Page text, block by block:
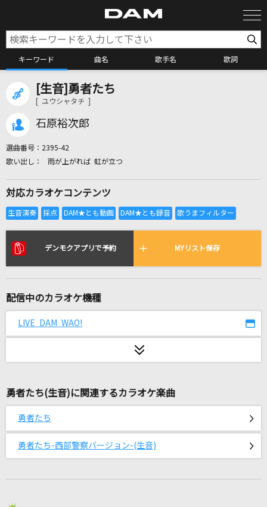
キーワード 曲名 歌手名 歌詞
カラオケ検索
全国りれき
リアルタイムで歌われている曲の一覧
SILVER
英雄
[生音]ミッシングリンク
NOVELS
花束のかわりにメロディーを
[生音]勇者たち
[ ユウシャタチ ]
石原裕次郎
選曲番号： 2395-42
雨が上がれば 虹が立つ
対応カラオケコンテンツ
デンモクアプリで予約 MYリスト保存
配信中のカラオケ機種
LIVE DAM WAO!
勇者たち(生音)に関連するカラオケ楽曲
勇者たち
勇者たち-西部警察バージョン-(生音)